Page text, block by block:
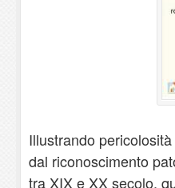
Illustrando
dal riconoscimento
tra XIX e XX secolo,